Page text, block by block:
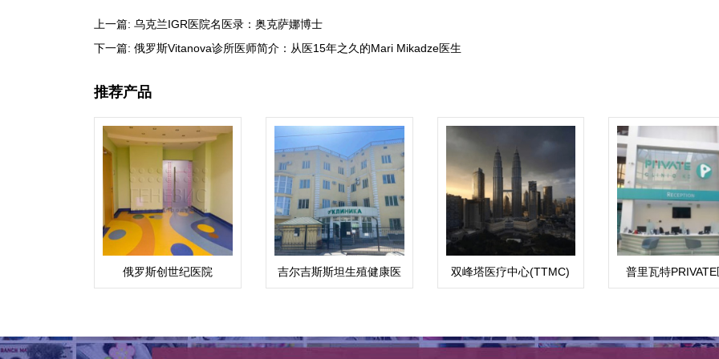
上一篇: 乌克兰IGR医院名医录：奥克萨娜博士
下一篇: 俄罗斯Vitanova诊所医师简介：从医15年之久的Mari Mikadze医生
推荐产品
俄罗斯创世纪医院
吉尔吉斯斯坦生殖健康医
院
双峰塔医疗中心(TTMC) 普里瓦特